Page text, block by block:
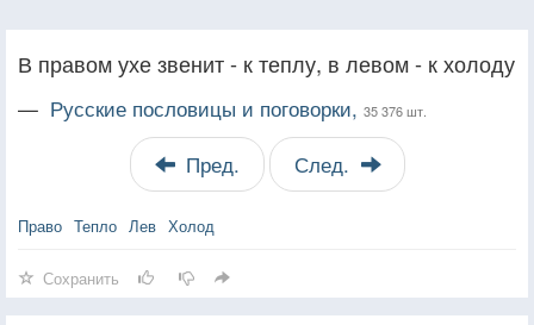
В правом ухе звенит - к теплу, в левом - к холоду
— Русские пословицы и поговорки, 35 376 шт.
Пред. След.
Право Тепло Лев Холод
Сохранить